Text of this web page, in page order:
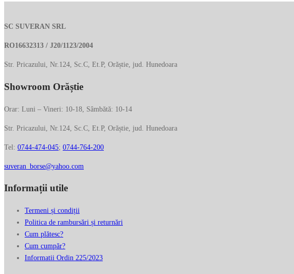
din
piele
7381OH
SC SUVERAN SRL
RO16632313 / J20/1123/2004
Str. Pricazului, Nr.124, Sc.C, Et.P, Orăștie, jud. Hunedoara
Showroom Orăștie
Orar: Luni – Vineri: 10-18, Sâmbătă: 10-14
Str. Pricazului, Nr.124, Sc.C, Et.P, Orăștie, jud. Hunedoara
Tel: 0744-474-045; 0744-764-200
suveran_borse@yahoo.com
Informații utile
Termeni și condiții
Politica de rambursări și returnări
Cum plătesc?
Cum cumpăr?
Informatii Ordin 225/2023